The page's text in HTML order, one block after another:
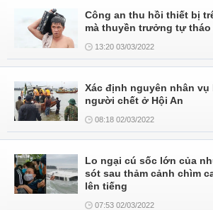
Công an thu hồi thiết bị
mà thuyền trưởng tự tháo
13:20 03/03/2022
Xác định nguyên nhân vụ
người chết ở Hội An
08:18 02/03/2022
Lo ngại cú sốc lớn của
sót sau thảm cảnh chìm
lên tiếng
07:53 02/03/2022